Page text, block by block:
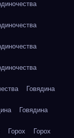
Говядина
Говядина
Горох Горох